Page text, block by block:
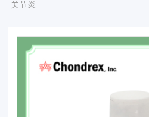
关节炎